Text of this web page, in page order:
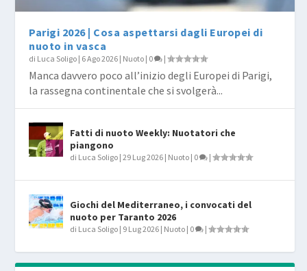
Parigi 2026 | Cosa aspettarsi dagli Europei di
nuoto in vasca
di Luca Soligo | 6 Ago 2026 | Nuoto | 0 |
Manca davvero poco all’inizio degli Europei di Parigi,
la rassegna continentale che si svolgerà...
Fatti di nuoto Weekly: Nuotatori che
piangono
di Luca Soligo |29 Lug 2026 | Nuoto | 0 |
Giochi del Mediterraneo, i convocati del
nuoto per Taranto 2026
di Luca Soligo | 9 Lug 2026 | Nuoto | 0 |